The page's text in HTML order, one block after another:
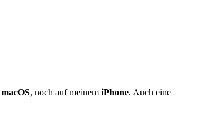
macOS, noch auf meinem iPhone. Auch eine